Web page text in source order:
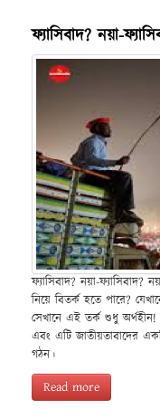
ফ্যাসিবাদ? নয়া-
ফ্যাসিবাদ? নয়া-
নিয়ে বিতর্ক হতে পারে?
সেখানে এই তর্ক শুধু অর্থহীন!
এবং এটি জাতীয়তাবাদের
গঠন।
Read more